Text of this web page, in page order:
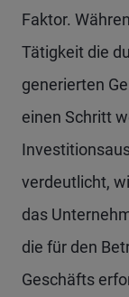
Faktor.
Tätigkeit die
generierten
einen Schritt
verdeutlicht,
das
die für den
Geschäfts